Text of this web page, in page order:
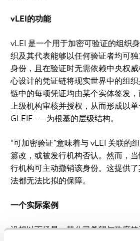
vLEI的功能
vLEI 是一个用于加密可验证的组织
织及其代表能够以任何验证者均可
身份，且在验证时无需依赖中央权
心设计的凭证链将现实世界中的组
链中的每项凭证均由某个实体签发
上级机构审核并授权，从而形成以
GLEIF——为根基的层级结构。
“可加密验证”意味着与 vLEI 关联的
篡改，或被发行机构否认。然而，
行机构可主动撤销该身份。这提供
法都无法比拟的保障。
一个实际案例
设想以下场景：某公司希望与政府